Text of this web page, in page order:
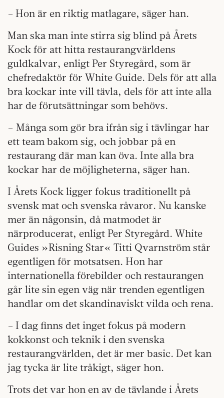
– Hon är en riktig matlagare, säger han.
Man ska man inte stirra sig blind på Årets
Kock för att hitta restaurangvärldens
guldkalvar, enligt Per Styregård, som är
chefredaktör för White Guide. Dels för att alla
bra kockar inte vill tävla, dels för att inte alla
har de förutsättningar som behövs.
– Många som gör bra ifrån sig i tävlingar har
ett team bakom sig, och jobbar på en
restaurang där man kan öva. Inte alla bra
kockar har de möjligheterna, säger han.
I Årets Kock ligger fokus traditionellt på
svensk mat och svenska råvaror. Nu kanske
mer än någonsin, då matmodet är
närproducerat, enligt Per Styregård. White
Guides »Risning Star« Titti Qvarnström står
egentligen för motsatsen. Hon har
internationella förebilder och restaurangen
går lite sin egen väg när trenden egentligen
handlar om det skandinaviskt vilda och rena.
– I dag finns det inget fokus på modern
kokkonst och teknik i den svenska
restaurangvärlden, det är mer basic. Det kan
jag tycka är lite tråkigt, säger hon.
Trots det var hon en av de tävlande i Årets